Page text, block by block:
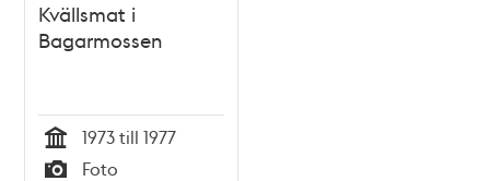
Kvällsmat i
Bagarmossen
Tid
1973 till 1977
Foto